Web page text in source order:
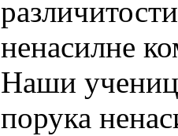
ненасилне
Наши
порука